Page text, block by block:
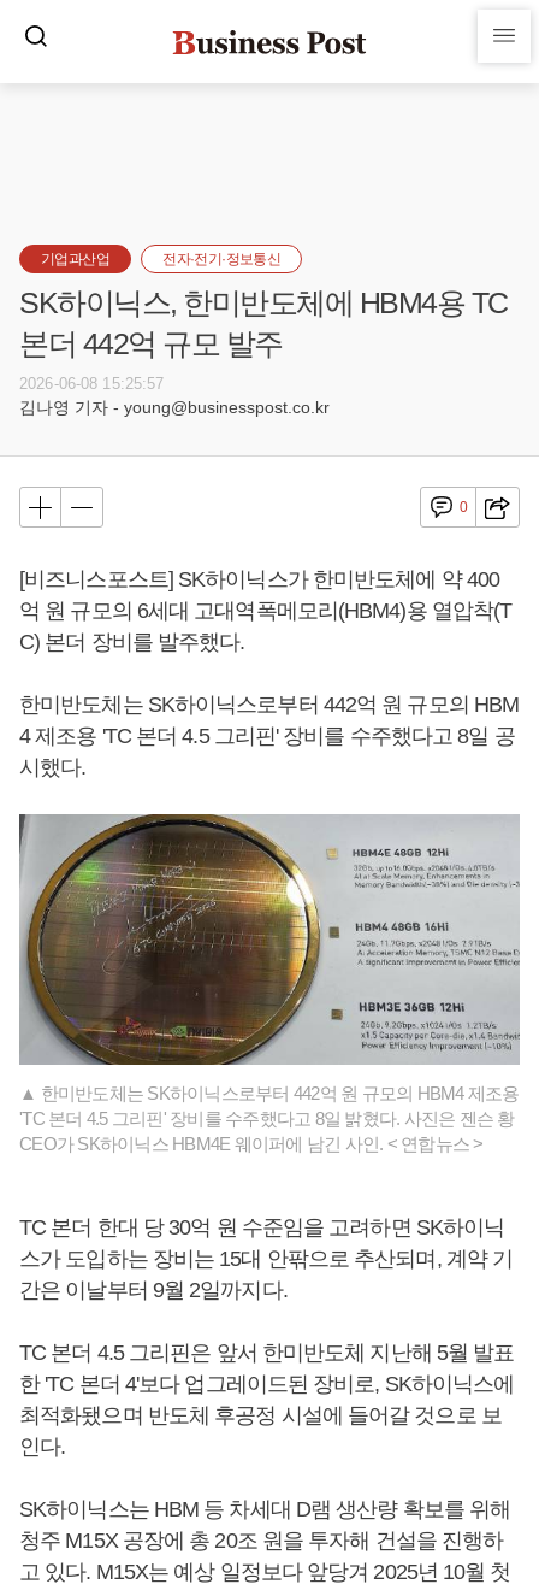
기업과산업 전자·전기·정보통신
SK하이닉스, 한미반도체에 HBM4용 TC
본더 442억 규모 발주
2026-06-08 15:25:57
김나영 기자 - young@businesspost.co.kr
0
[비즈니스포스트] SK하이닉스가 한미반도체에 약 400
억 원 규모의 6세대 고대역폭메모리(HBM4)용 열압착(T
C) 본더 장비를 발주했다.
한미반도체는 SK하이닉스로부터 442억 원 규모의 HBM
4 제조용 'TC 본더 4.5 그리핀' 장비를 수주했다고 8일 공
시했다.
▲ 한미반도체는 SK하이닉스로부터 442억 원 규모의 HBM4 제조용
'TC 본더 4.5 그리핀' 장비를 수주했다고 8일 밝혔다. 사진은 젠슨 황
CEO가 SK하이닉스 HBM4E 웨이퍼에 남긴 사인. < 연합뉴스 >
TC 본더 한대 당 30억 원 수준임을 고려하면 SK하이닉
스가 도입하는 장비는 15대 안팎으로 추산되며, 계약 기
간은 이날부터 9월 2일까지다.
TC 본더 4.5 그리핀은 앞서 한미반도체 ​​지난해 5월 발표
한 'TC 본더 4'보다 업그레이드된 장비로, SK하이닉스에
최적화됐으며 반도체 후공정 시설에 들어갈 것으로 보
인다.
SK하이닉스는 HBM 등 차세대 D램 생산량 확보를 위해
청주 M15X 공장에 총 20조 원을 투자해 건설을 진행하
고 있다. M15X는 예상 일정보다 앞당겨 2025년 10월 첫